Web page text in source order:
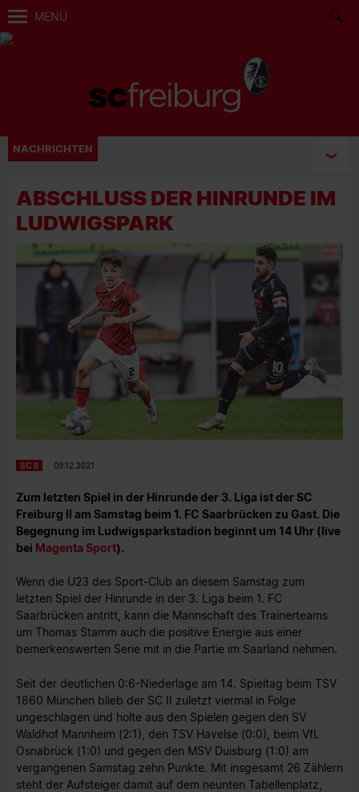
MENÜ
NACHRICHTEN
ABSCHLUSS DER HINRUNDE IM
LUDWIGSPARK
SC II 09.12.2021
Zum letzten Spiel in der Hinrunde der 3. Liga ist der SC
Freiburg II am Samstag beim 1. FC Saarbrücken zu Gast. Die
Begegnung im Ludwigsparkstadion beginnt um 14 Uhr (live
bei Magenta Sport).
Wenn die U23 des Sport-Club an diesem Samstag zum
letzten Spiel der Hinrunde in der 3. Liga beim 1. FC
Saarbrücken antritt, kann die Mannschaft des Trainerteams
um Thomas Stamm auch die positive Energie aus einer
bemerkenswerten Serie mit in die Partie im Saarland nehmen.
Seit der deutlichen 0:6-Niederlage am 14. Spieltag beim TSV
1860 München blieb der SC II zuletzt viermal in Folge
ungeschlagen und holte aus den Spielen gegen den SV
Waldhof Mannheim (2:1), den TSV Havelse (0:0), beim VfL
Osnabrück (1:0) und gegen den MSV Duisburg (1:0) am
vergangenen Samstag zehn Punkte. Mit insgesamt 26 Zählern
steht der Aufsteiger damit auf dem neunten Tabellenplatz,